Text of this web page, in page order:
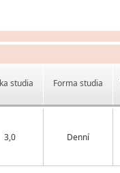
studia Forma studia
3,0 Denní